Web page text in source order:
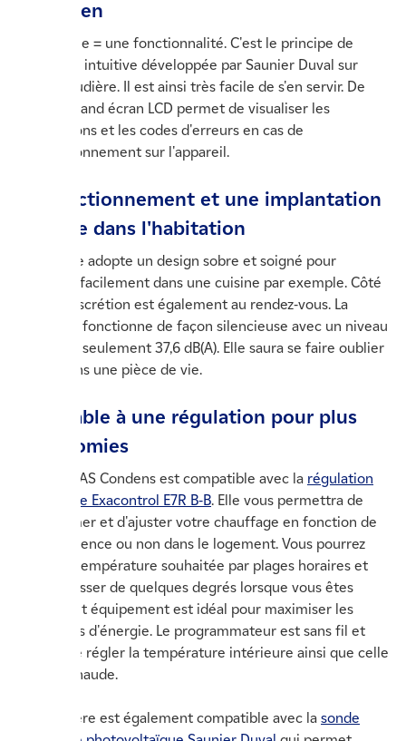
quotidien
Une touche = une fonctionnalité. C'est le principe de
l'interface intuitive développée par Saunier Duval sur
cette chaudière. Il est ainsi très facile de s'en servir. De
plus, un grand écran LCD permet de visualiser les
informations et les codes d'erreurs en cas de
dysfonctionnement sur l'appareil.
Un fonctionnement et une implantation
discrète dans l'habitation
Ce modèle adopte un design sobre et soigné pour
s'intégrer facilement dans une cuisine par exemple. Côté
bruit, la discrétion est également au rendez-vous. La
chaudière fonctionne de façon silencieuse avec un niveau
sonore de seulement 37,6 dB(A). Elle saura se faire oublier
même dans une pièce de vie.
Associable à une régulation pour plus
d'économies
La Thema AS Condens est compatible avec la régulation
d'ambiance Exacontrol E7R B-B. Elle vous permettra de
programmer et d'ajuster votre chauffage en fonction de
votre présence ou non dans le logement. Vous pourrez
définir la température souhaitée par plages horaires et
ainsi l'abaisser de quelques degrés lorsque vous êtes
absent. Cet équipement est idéal pour maximiser les
économies d'énergie. Le programmateur est sans fil et
permet de régler la température intérieure ainsi que celle
de l'eau chaude.
La chaudière est également compatible avec la sonde